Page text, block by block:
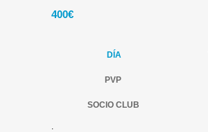
400€
DÍA
PVP
SOCIO CLUB
.